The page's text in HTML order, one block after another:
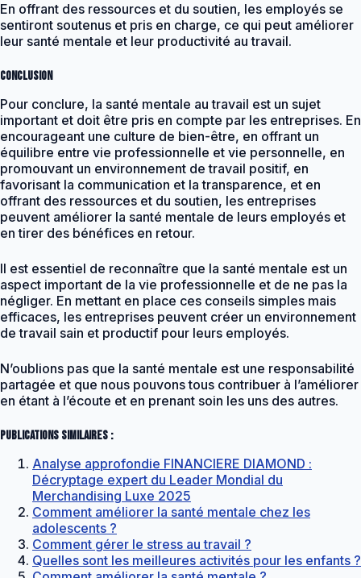
En offrant des ressources et du soutien, les employés se
sentiront soutenus et pris en charge, ce qui peut améliorer
leur santé mentale et leur productivité au travail.
Conclusion
Pour conclure, la santé mentale au travail est un sujet
important et doit être pris en compte par les entreprises. En
encourageant une culture de bien-être, en offrant un
équilibre entre vie professionnelle et vie personnelle, en
promouvant un environnement de travail positif, en
favorisant la communication et la transparence, et en
offrant des ressources et du soutien, les entreprises
peuvent améliorer la santé mentale de leurs employés et
en tirer des bénéfices en retour.
Il est essentiel de reconnaître que la santé mentale est un
aspect important de la vie professionnelle et de ne pas la
négliger. En mettant en place ces conseils simples mais
efficaces, les entreprises peuvent créer un environnement
de travail sain et productif pour leurs employés.
N’oublions pas que la santé mentale est une responsabilité
partagée et que nous pouvons tous contribuer à l’améliorer
en étant à l’écoute et en prenant soin les uns des autres.
Publications similaires :
Analyse approfondie FINANCIERE DIAMOND :
Décryptage expert du Leader Mondial du
Merchandising Luxe 2025
Comment améliorer la santé mentale chez les
adolescents ?
Comment gérer le stress au travail ?
Quelles sont les meilleures activités pour les enfants ?